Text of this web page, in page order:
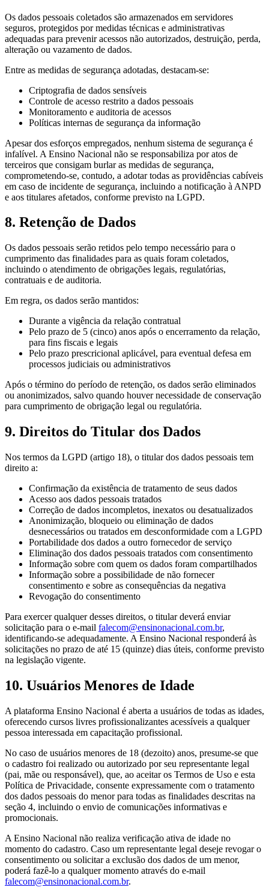
Os dados pessoais coletados são armazenados em servidores
seguros, protegidos por medidas técnicas e administrativas
adequadas para prevenir acessos não autorizados, destruição, perda,
alteração ou vazamento de dados.
Entre as medidas de segurança adotadas, destacam-se:
Criptografia de dados sensíveis
Controle de acesso restrito a dados pessoais
Monitoramento e auditoria de acessos
Políticas internas de segurança da informação
Apesar dos esforços empregados, nenhum sistema de segurança é
infalível. A Ensino Nacional não se responsabiliza por atos de
terceiros que consigam burlar as medidas de segurança,
comprometendo-se, contudo, a adotar todas as providências cabíveis
em caso de incidente de segurança, incluindo a notificação à ANPD
e aos titulares afetados, conforme previsto na LGPD.
8. Retenção de Dados
Os dados pessoais serão retidos pelo tempo necessário para o
cumprimento das finalidades para as quais foram coletados,
incluindo o atendimento de obrigações legais, regulatórias,
contratuais e de auditoria.
Em regra, os dados serão mantidos:
Durante a vigência da relação contratual
Pelo prazo de 5 (cinco) anos após o encerramento da relação,
para fins fiscais e legais
Pelo prazo prescricional aplicável, para eventual defesa em
processos judiciais ou administrativos
Após o término do período de retenção, os dados serão eliminados
ou anonimizados, salvo quando houver necessidade de conservação
para cumprimento de obrigação legal ou regulatória.
9. Direitos do Titular dos Dados
Nos termos da LGPD (artigo 18), o titular dos dados pessoais tem
direito a:
Confirmação da existência de tratamento de seus dados
Acesso aos dados pessoais tratados
Correção de dados incompletos, inexatos ou desatualizados
Anonimização, bloqueio ou eliminação de dados
desnecessários ou tratados em desconformidade com a LGPD
Portabilidade dos dados a outro fornecedor de serviço
Eliminação dos dados pessoais tratados com consentimento
Informação sobre com quem os dados foram compartilhados
Informação sobre a possibilidade de não fornecer
consentimento e sobre as consequências da negativa
Revogação do consentimento
Para exercer qualquer desses direitos, o titular deverá enviar
solicitação para o e-mail falecom@ensinonacional.com.br,
identificando-se adequadamente. A Ensino Nacional responderá às
solicitações no prazo de até 15 (quinze) dias úteis, conforme previsto
na legislação vigente.
10. Usuários Menores de Idade
A plataforma Ensino Nacional é aberta a usuários de todas as idades,
oferecendo cursos livres profissionalizantes acessíveis a qualquer
pessoa interessada em capacitação profissional.
No caso de usuários menores de 18 (dezoito) anos, presume-se que
o cadastro foi realizado ou autorizado por seu representante legal
(pai, mãe ou responsável), que, ao aceitar os Termos de Uso e esta
Política de Privacidade, consente expressamente com o tratamento
dos dados pessoais do menor para todas as finalidades descritas na
seção 4, incluindo o envio de comunicações informativas e
promocionais.
A Ensino Nacional não realiza verificação ativa de idade no
momento do cadastro. Caso um representante legal deseje revogar o
consentimento ou solicitar a exclusão dos dados de um menor,
poderá fazê-lo a qualquer momento através do e-mail
falecom@ensinonacional.com.br.